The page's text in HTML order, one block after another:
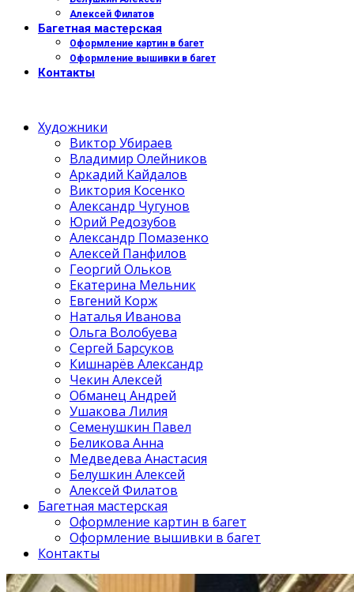
Алексей Филатов
Багетная мастерская
Оформление картин в багет
Оформление вышивки в багет
Контакты
Художники
Виктор Убираев
Владимир Олейников
Аркадий Кайдалов
Виктория Косенко
Александр Чугунов
Юрий Редозубов
Александр Помазенко
Алексей Панфилов
Георгий Ольков
Екатерина Мельник
Евгений Корж
Наталья Иванова
Ольга Волобуева
Сергей Барсуков
Кишнарёв Александр
Чекин Алексей
Обманец Андрей
Ушакова Лилия
Семенушкин Павел
Беликова Анна
Медведева Анастасия
Белушкин Алексей
Алексей Филатов
Багетная мастерская
Оформление картин в багет
Оформление вышивки в багет
Контакты